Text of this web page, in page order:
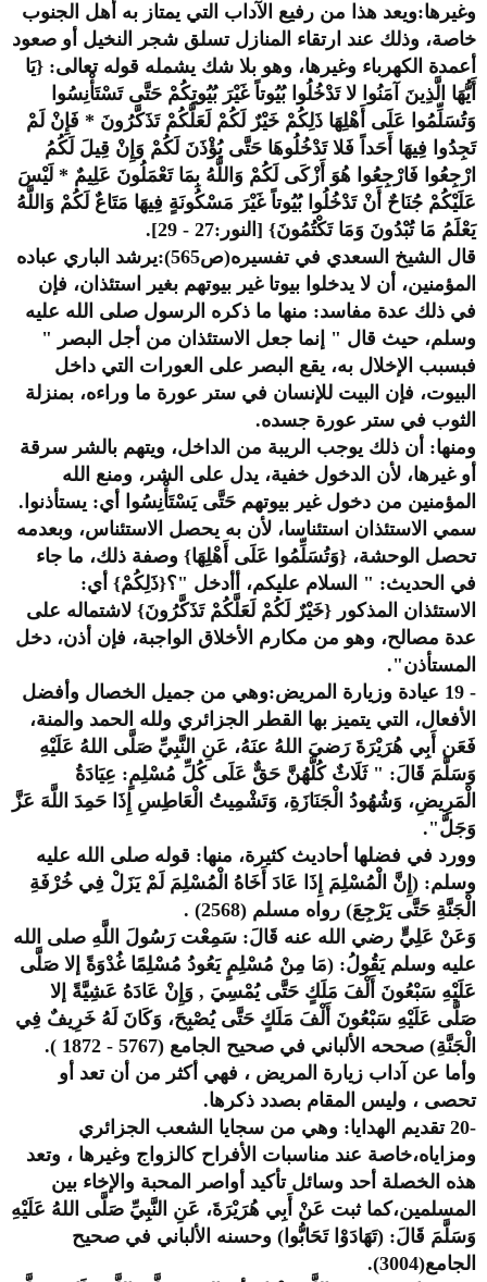
وغيرها:ويعد هذا من رفيع الآداب التي يمتاز به أهل الجنوب
خاصة، وذلك عند ارتقاء المنازل تسلق شجر النخيل أو صعود
أعمدة الكهرباء وغيرها، وهو بلا شك يشمله قوله تعالى: {يَا
أَيُّهَا الَّذِينَ آمَنُوا لا تَدْخُلُوا بُيُوتاً غَيْرَ بُيُوتِكُمْ حَتَّى تَسْتَأْنِسُوا
وَتُسَلِّمُوا عَلَى أَهْلِهَا ذَلِكُمْ خَيْرٌ لَكُمْ لَعَلَّكُمْ تَذَكَّرُونَ * فَإِنْ لَمْ
تَجِدُوا فِيهَا أَحَداً فَلا تَدْخُلُوهَا حَتَّى يُؤْذَنَ لَكُمْ وَإِنْ قِيلَ لَكُمُ
ارْجِعُوا فَارْجِعُوا هُوَ أَزْكَى لَكُمْ وَاللَّهُ بِمَا تَعْمَلُونَ عَلِيمٌ * لَيْسَ
عَلَيْكُمْ جُنَاحٌ أَنْ تَدْخُلُوا بُيُوتاً غَيْرَ مَسْكُونَةٍ فِيهَا مَتَاعٌ لَكُمْ وَاللَّهُ
يَعْلَمُ مَا تُبْدُونَ وَمَا تَكْتُمُونَ} [النور:27 - 29].
قال الشيخ السعدي في تفسيره(ص565):يرشد الباري عباده
المؤمنين، أن لا يدخلوا بيوتا غير بيوتهم بغير استئذان، فإن
في ذلك عدة مفاسد: منها ما ذكره الرسول صلى الله عليه
وسلم، حيث قال " إنما جعل الاستئذان من أجل البصر "
فبسبب الإخلال به، يقع البصر على العورات التي داخل
البيوت، فإن البيت للإنسان في ستر عورة ما وراءه، بمنزلة
الثوب في ستر عورة جسده.
ومنها: أن ذلك يوجب الريبة من الداخل، ويتهم بالشر سرقة
أو غيرها، لأن الدخول خفية، يدل على الشر، ومنع الله
المؤمنين من دخول غير بيوتهم حَتَّى يَسْتَأْنِسُوا أي: يستأذنوا.
سمي الاستئذان استئناسا، لأن به يحصل الاستئناس، وبعدمه
تحصل الوحشة، {وَتُسَلِّمُوا عَلَى أَهْلِهَا} وصفة ذلك، ما جاء
في الحديث: " السلام عليكم، أأدخل "؟{ذَلِكُمْ} أي:
الاستئذان المذكور {خَيْرٌ لَكُمْ لَعَلَّكُمْ تَذَكَّرُونَ} لاشتماله على
عدة مصالح، وهو من مكارم الأخلاق الواجبة، فإن أذن، دخل
المستأذن".
- 19 عيادة وزيارة المريض:وهي من جميل الخصال وأفضل
الأفعال، التي يتميز بها القطر الجزائري ولله الحمد والمنة،
فَعَن أَبِي هُرَيْرَةَ رَضيَ اللهُ عنَهُ، عَنِ النَّبِيِّ صَلَّى اللهُ عَلَيْهِ
وَسَلَّمَ قَالَ: " ثَلَاثٌ كُلُّهُنَّ حَقٌّ عَلَى كُلِّ مُسْلِمٍ: عِيَادَةُ
الْمَرِيضِ، وَشُهُودُ الْجَنَازَةِ، وَتَشْمِيتُ الْعَاطِسِ إِذَا حَمِدَ اللَّهَ عَزَّ
وَجَلَّ".
وورد في فضلها أحاديث كثيرة، منها: قوله صلى الله عليه
وسلم: (إِنَّ الْمُسْلِمَ إِذَا عَادَ أَخَاهُ الْمُسْلِمَ لَمْ يَزَلْ فِي خُرْفَةِ
الْجَنَّةِ حَتَّى يَرْجِعَ) رواه مسلم (2568) .
وَعَنْ عَلِيٍّ رضي الله عنه قَالَ: سَمِعْت رَسُولَ اللَّهِ صلى الله
عليه وسلم يَقُولُ: (مَا مِنْ مُسْلِمٍ يَعُودُ مُسْلِمًا غُدْوَةً إلا صَلَّى
عَلَيْهِ سَبْعُونَ أَلْفَ مَلَكٍ حَتَّى يُمْسِيَ , وَإِنْ عَادَهُ عَشِيَّةً إلا
صَلَّى عَلَيْهِ سَبْعُونَ أَلْفَ مَلَكٍ حَتَّى يُصْبِحَ، وَكَانَ لَهُ خَرِيفٌ فِي
الْجَنَّةِ) صححه الألباني في صحيح الجامع (5767 - 1872 ).
وأما عن آداب زيارة المريض ، فهي أكثر من أن تعد أو
تحصى ، وليس المقام بصدد ذكرها.
-20 تقديم الهدايا: وهي من سجايا الشعب الجزائري
ومزاياه،خاصة عند مناسبات الأفراح كالزواج وغيرها ، وتعد
هذه الخصلة أحد وسائل تأكيد أواصر المحبة والإخاء بين
المسلمين،كما ثبت عَنْ أَبِي هُرَيْرَةَ، عَنِ النَّبِيِّ صَلَّى اللهُ عَلَيْهِ
وَسَلَّمَ قَالَ: (تَهَادَوْا تَحَابُّوا) وحسنه الألباني في صحيح
الجامع(3004).